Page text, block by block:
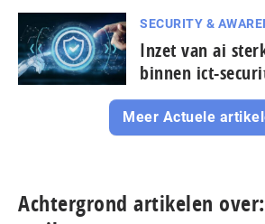
SECURITY &
Inzet van ai
binnen ict-
Meer Actuele
Achtergrond artikelen